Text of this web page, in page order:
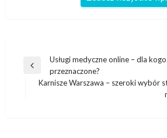
Nawigacja
wpisu
Poprzedni
Usługi medyczne online – dla kogo
przeznaczone?
Karnisze Warszawa – szeroki wybór